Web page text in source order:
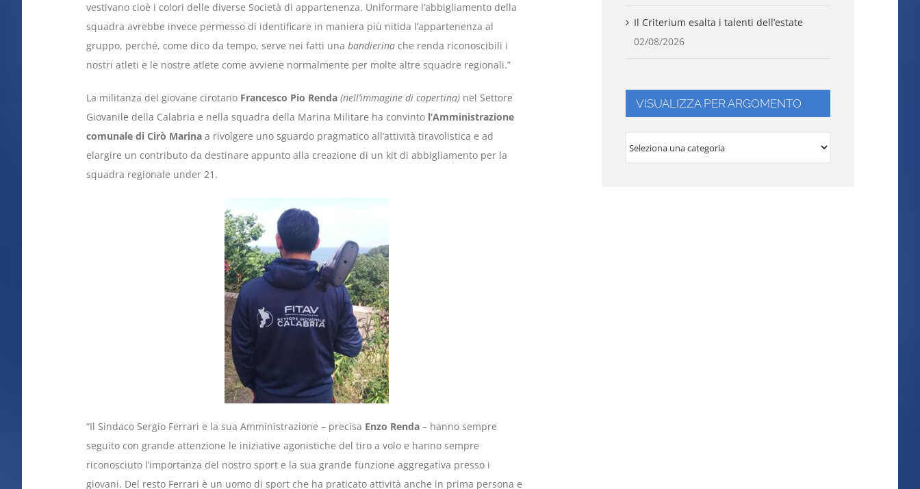
vestivano cioè i colori delle diverse Società di appartenenza. Uniformare l’abbigliamento della
squadra avrebbe invece permesso di identificare in maniera più nitida l’appartenenza al
gruppo, perché, come dico da tempo, serve nei fatti una bandierinache renda riconoscibili i
nostri atleti e le nostre atlete come avviene normalmente per molte altre squadre regionali.”
La militanza del giovane cirotano Francesco Pio Renda (nell’immagine di copertina)nel Settore
Giovanile della Calabria e nella squadra della Marina Militare ha convinto l’Amministrazione
comunale di Cirò Marinaa rivolgere uno sguardo pragmatico all’attività tiravolistica e ad
elargire un contributo da destinare appunto alla creazione di un kit di abbigliamento per la
squadra regionale under 21.
“Il Sindaco Sergio Ferrari e la sua Amministrazione – precisa Enzo Renda– hanno sempre
seguito con grande attenzione le iniziative agonistiche del tiro a volo e hanno sempre
riconosciuto l’importanza del nostro sport e la sua grande funzione aggregativa presso i
giovani. Del resto Ferrari è un uomo di sport che ha praticato attività anche in prima persona e
Il Criterium esalta i talenti dell’estate
02/08/2026
VISUALIZZA PER ARGOMENTO